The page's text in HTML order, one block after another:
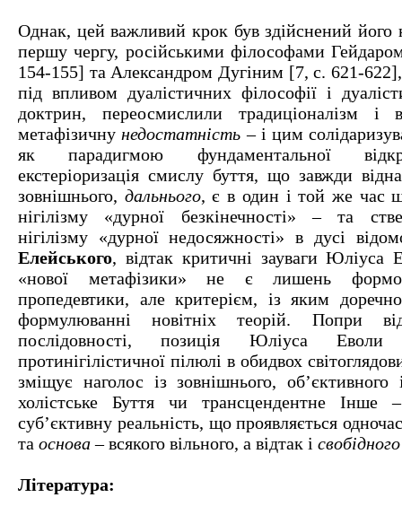
Однак, цей важливий крок був здійснений його
першу чергу, російськими філософами
154-155] та Александром Дугіним [7, с. 621-
під впливом дуалістичних філософії і
доктрин, переосмислили традиціоналізм і
метафізичну недостатність – і цим
як парадигмою фундаментальної
екстеріоризація смислу буття, що завжди
зовнішнього, дальнього, є в один і той же час
нігілізму «дурної безкінечності» – та
нігілізму «дурної недосяжності» в дусі
Елейського, відтак критичні зауваги Юліуса
«нової метафізики» не є лишень
пропедевтики, але критерієм, із яким
формулюванні новітніх теорій. Попри
послідовності, позиція Юліуса
протинігілістичної пілюлі в обидвох
зміщує наголос із зовнішнього,
холістське Буття чи трансцендентне
суб’єктивну реальність, що проявляється
та основа– всякого вільного, а відтак і свобідного
Література: